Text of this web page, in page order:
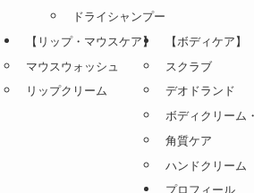
ドライシャンプー
【リップ・マウスケア】
マウスウォッシュ
リップクリーム
【ボディケア】
スクラブ
デオドランド
ボディクリーム
角質ケア
ハンドクリーム
プロフィール